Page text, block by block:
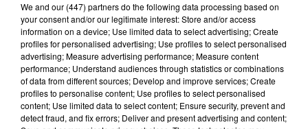
Lecture (3 min 44 sec)
We and our (447) partnersdo the following data processing based on
your consent and/or our legitimate interest: Store and/or access
information on a device; Use limited data to select advertising; Create
profiles for personalised advertising; Use profiles to select personalised
advertising; Measure advertising performance; Measure content
performance; Understand audiences through statistics or combinations
of data from different sources; Develop and improve services; Create
profiles to personalise content; Use profiles to select personalised
content; Use limited data to select content; Ensure security, prevent and
detect fraud, and fix errors; Deliver and present advertising and content;